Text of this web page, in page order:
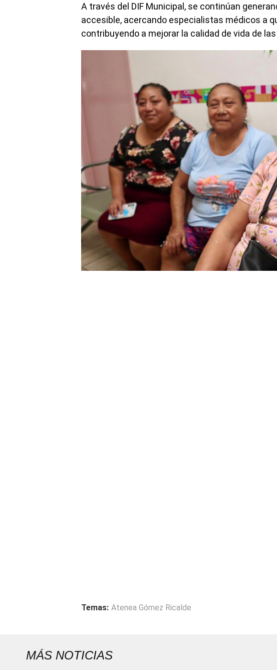
A través del DIF Municipal, se continúan
accesible, acercando especialistas médicos a
contribuyendo a mejorar la calidad de vida de
Temas: Atenea Gómez Ricalde
MÁS NOTICIAS